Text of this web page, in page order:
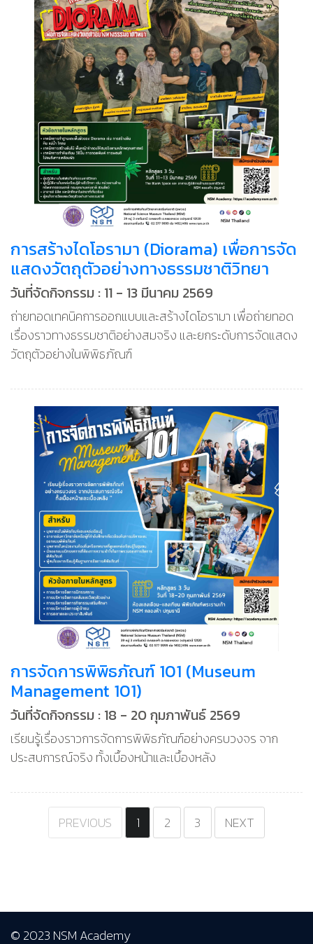
การสร้างไดโอรามา (Diorama) เพื่อการจัด
แสดงวัตถุตัวอย่างทางธรรมชาติวิทยา
วันที่จัดกิจกรรม : 11 - 13 มีนาคม 2569
ถ่ายทอดเทคนิคการออกแบบและสร้างไดโอรามา เพื่อถ่ายทอด
เรื่องราวทางธรรมชาติอย่างสมจริง และยกระดับการจัดแสดง
วัตถุตัวอย่างในพิพิธภัณฑ์
การจัดการพิพิธภัณฑ์ 101 (Museum
Management 101)
วันที่จัดกิจกรรม : 18 - 20 กุมภาพันธ์ 2569
เรียนรู้เรื่องราวการจัดการพิพิธภัณฑ์อย่างครบวงจร จาก
ประสบการณ์จริง ทั้งเบื้องหน้าและเบื้องหลัง
PREVIOUS 1 2 3 NEXT
© 2023 NSM Academy